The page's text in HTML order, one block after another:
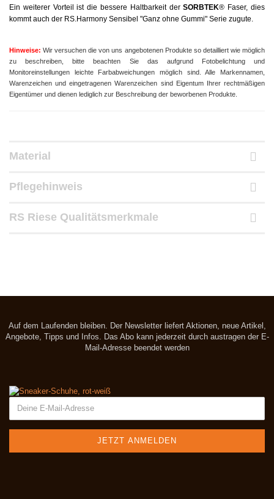
Ein weiterer Vorteil ist die bessere Haltbarkeit derSORBTEK® Faser, dies
kommt auch der RS.Harmony Sensibel "Ganz ohne Gummi" Serie zugute.
Hinweise: Wir versuchen die von uns angebotenen Produkte so detailliert wie möglich
zu beschreiben, bitte beachten Sie das aufgrundFotobelichtung und
Monitoreinstellungen leichte Farbabweichungen möglich sind.
Alle Markennamen,
Warenzeichen und eingetragenen Warenzeichen sind Eigentum Ihrer rechtmäßigen
Eigentümer und dienen lediglich zur Beschreibung der beworbenen Produkte.
Material
Pflegehinweis
RS Riese Qualitätsmerkmale
Auf dem Laufenden bleiben. Der Newsletter liefert Aktionen, neue Artikel,
Angebote, Tipps und Infos. Das Abo kann jederzeit durch austragen der E-
Mail-Adresse beendet werden